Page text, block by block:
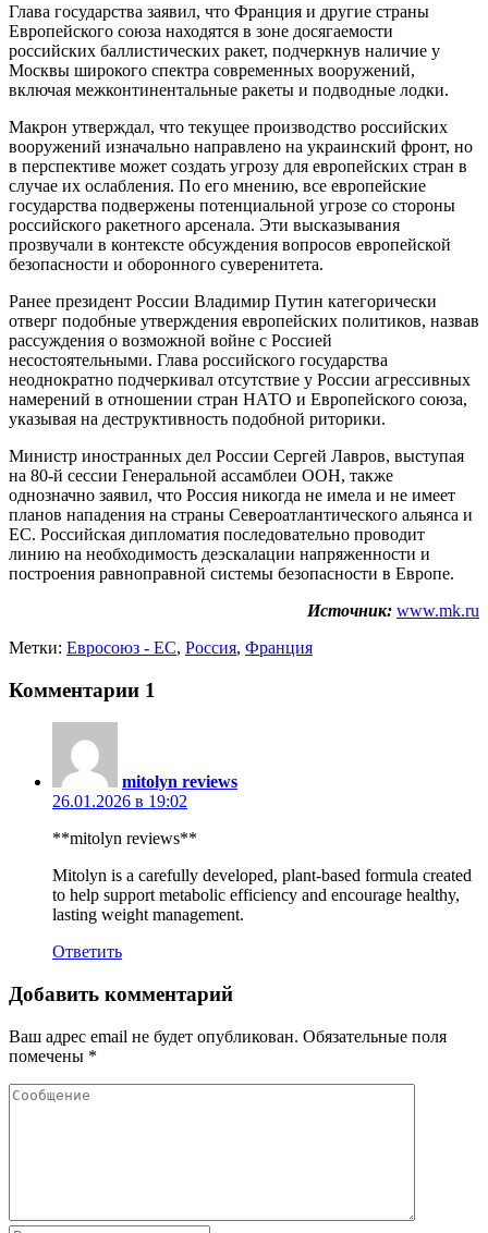
Глава государства заявил, что Франция и другие страны
Европейского союза находятся в зоне досягаемости
российских баллистических ракет, подчеркнув наличие у
Москвы широкого спектра современных вооружений,
включая межконтинентальные ракеты и подводные лодки.
Макрон утверждал, что текущее производство российских
вооружений изначально направлено на украинский фронт, но
в перспективе может создать угрозу для европейских стран в
случае их ослабления. По его мнению, все европейские
государства подвержены потенциальной угрозе со стороны
российского ракетного арсенала. Эти высказывания
прозвучали в контексте обсуждения вопросов европейской
безопасности и оборонного суверенитета.
Ранее президент России Владимир Путин категорически
отверг подобные утверждения европейских политиков, назвав
рассуждения о возможной войне с Россией
несостоятельными. Глава российского государства
неоднократно подчеркивал отсутствие у России агрессивных
намерений в отношении стран НАТО и Европейского союза,
указывая на деструктивность подобной риторики.
Министр иностранных дел России Сергей Лавров, выступая
на 80-й сессии Генеральной ассамблеи ООН, также
однозначно заявил, что Россия никогда не имела и не имеет
планов нападения на страны Североатлантического альянса и
ЕС. Российская дипломатия последовательно проводит
линию на необходимость деэскалации напряженности и
построения равноправной системы безопасности в Европе.
Источник: www.mk.ru
Метки: Евросоюз - ЕС, Россия, Франция
Комментарии 1
mitolyn reviews
26.01.2026 в 19:02
**mitolyn reviews**
Mitolyn is a carefully developed, plant-based formula created
to help support metabolic efficiency and encourage healthy,
lasting weight management.
Ответить
Добавить комментарий
Ваш адрес email не будет опубликован. Обязательные поля
помечены *